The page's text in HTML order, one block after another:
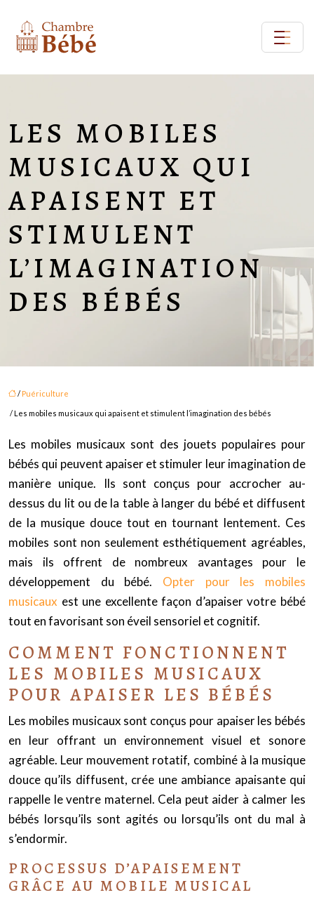
LES MOBILES
MUSICAUX QUI
APAISENT ET
STIMULENT
L’IMAGINATION
DES BÉBÉS
/ Puériculture
/ Les mobiles musicaux qui apaisent et stimulent l’imagination des bébés
Les mobiles musicaux sont des jouets populaires pour
bébés qui peuvent apaiser et stimuler leur imagination de
manière unique. Ils sont conçus pour accrocher au-
dessus du lit ou de la table à langer du bébé et diffusent
de la musique douce tout en tournant lentement. Ces
mobiles sont non seulement esthétiquement agréables,
mais ils offrent de nombreux avantages pour le
développement du bébé. Opter pour les mobiles
musicaux est une excellente façon d’apaiser votre bébé
tout en favorisant son éveil sensoriel et cognitif.
COMMENT FONCTIONNENT
LES MOBILES MUSICAUX
POUR APAISER LES BÉBÉS
Les mobiles musicaux sont conçus pour apaiser les bébés
en leur offrant un environnement visuel et sonore
agréable. Leur mouvement rotatif, combiné à la musique
douce qu’ils diffusent, crée une ambiance apaisante qui
rappelle le ventre maternel. Cela peut aider à calmer les
bébés lorsqu’ils sont agités ou lorsqu’ils ont du mal à
s’endormir.
PROCESSUS D’APAISEMENT
GRÂCE AU MOBILE MUSICAL